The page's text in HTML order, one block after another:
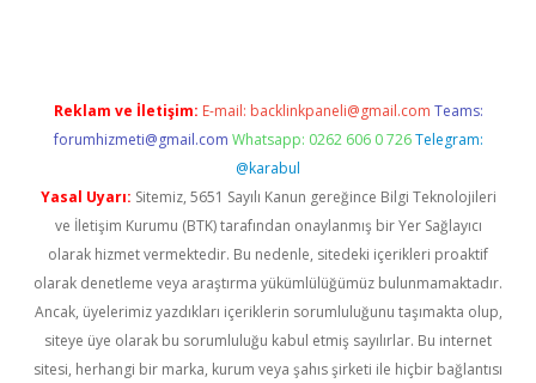
Reklam ve İletişim: E-mail: backlinkpaneli@gmail.com Teams:
forumhizmeti@gmail.com Whatsapp: 0262 606 0 726 Telegram:
@karabul
Yasal Uyarı: Sitemiz, 5651 Sayılı Kanun gereğince Bilgi Teknolojileri
ve İletişim Kurumu (BTK) tarafından onaylanmış bir Yer Sağlayıcı
olarak hizmet vermektedir. Bu nedenle, sitedeki içerikleri proaktif
olarak denetleme veya araştırma yükümlülüğümüz bulunmamaktadır.
Ancak, üyelerimiz yazdıkları içeriklerin sorumluluğunu taşımakta olup,
siteye üye olarak bu sorumluluğu kabul etmiş sayılırlar. Bu internet
sitesi, herhangi bir marka, kurum veya şahıs şirketi ile hiçbir bağlantısı